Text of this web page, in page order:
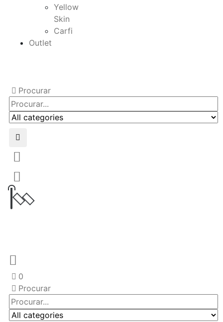
Yellow
Skin
Carfi
Outlet
Procurar
0
Procurar